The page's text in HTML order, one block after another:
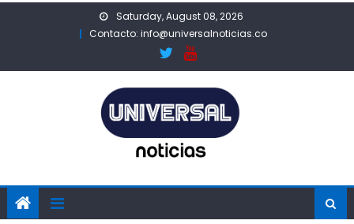
Saturday, August 08, 2026
Contacto: info@universalnoticias.co